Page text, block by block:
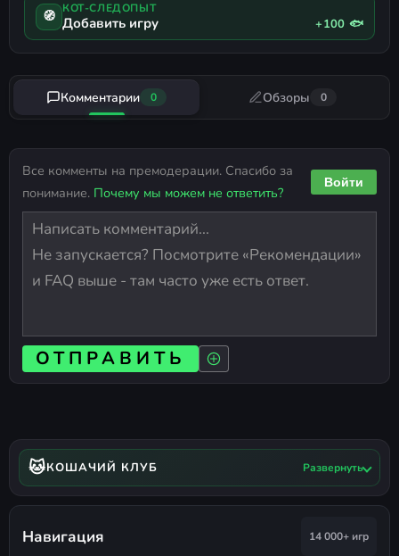
🧭 КОТ-СЛЕДОПЫТ
Добавить игру +100 🐟
Комментарии 0 Обзоры 0
Все комменты на премодерации. Спасибо за
понимание. Почему мы можем не ответить?
Войти
ОТПРАВИТЬ
🐱КОШАЧИЙ КЛУБ Развернуть
Навигация 14 000+ игр